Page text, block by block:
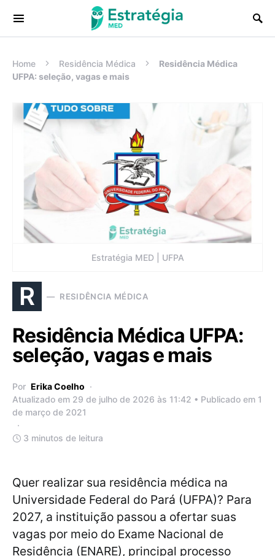
Procurar:
Home Residência Médica
Residência Médica
UFPA: seleção, vagas e mais
Estratégia MED | UFPA
R RESIDÊNCIA MÉDICA
Residência Médica UFPA:
seleção, vagas e mais
Por Erika Coelho
Atualizado em 29 de julho de 2026 às 11:42 • Publicado em 1
de março de 2021
3 minutos de leitura
Quer realizar sua residência médica na
Universidade Federal do Pará (UFPA)? Para
2027, a instituição passou a ofertar suas
vagas por meio do Exame Nacional de
Residência (ENARE), principal processo